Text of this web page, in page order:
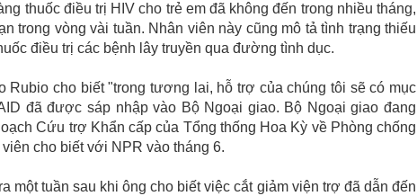
thuốc điều trị HIV cho trẻ em đã không đến trong nhiều tháng,
trong vòng vài tuần. Nhân viên này cũng mô tả tình trạng thiếu
điều trị các bệnh lây truyền qua đường tình dục.
Rubio cho biết "trong tương lai, hỗ trợ của chúng tôi sẽ có mục
đã được sáp nhập vào Bộ Ngoại giao. Bộ Ngoại giao đang
Cứu trợ Khẩn cấp của Tổng thống Hoa Kỳ về Phòng chống
cho biết với NPR vào tháng 6.
một tuần sau khi ông cho biết việc cắt giảm viện trợ đã dẫn đến